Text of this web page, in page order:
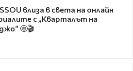
влиза в света на онлайн
с „Кварталът на
🤩🎬